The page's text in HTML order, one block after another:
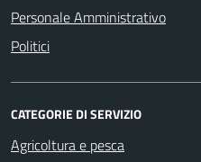
Personale Amministrativo
Politici
CATEGORIE DI SERVIZIO
Agricoltura e pesca